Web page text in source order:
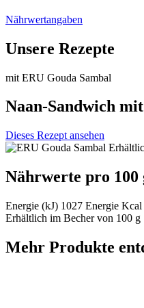
Nährwertangaben
Unsere Rezepte
mit ERU Gouda Sambal
Naan-Sandwich
Dieses Rezept ansehen
Nährwerte pro 100
Energie (kJ) 1027 Energie Kcal
Erhältlich im Becher von 100 g
Mehr Produkte